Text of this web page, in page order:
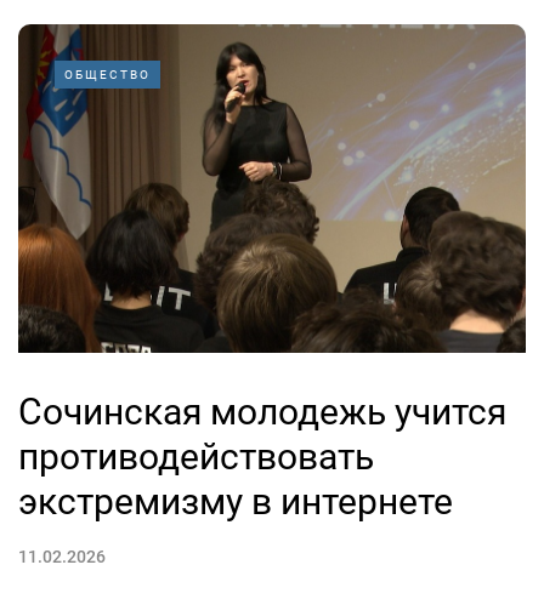
ОБЩЕСТВО
Сочинская молодежь учится
противодействовать
экстремизму в интернете
11.02.2026